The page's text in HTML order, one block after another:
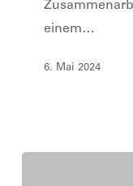
einem…
6. Mai 2024